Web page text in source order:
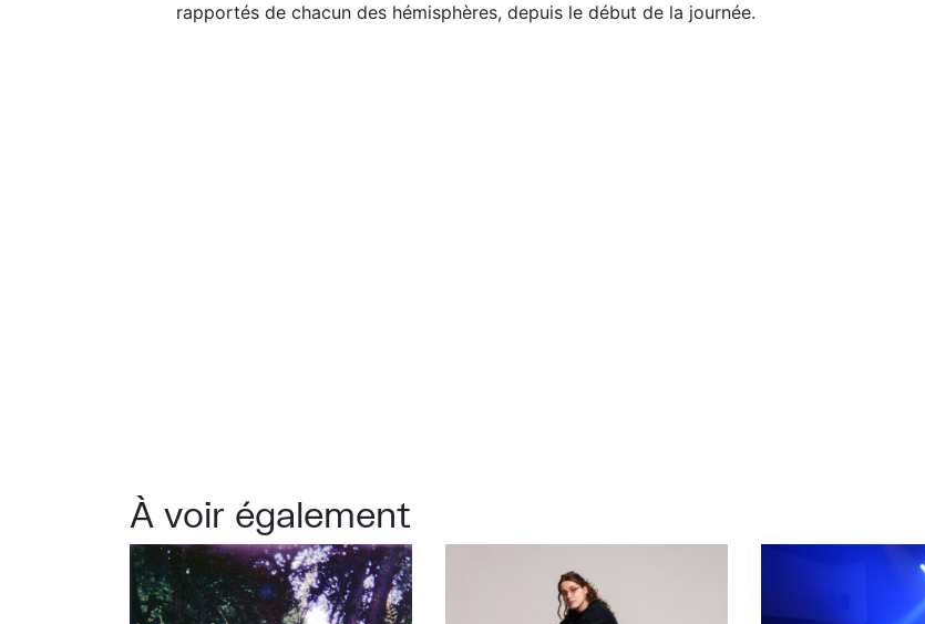
rapportés de chacun des hémisphères, depuis le début de la journée.
À voir également